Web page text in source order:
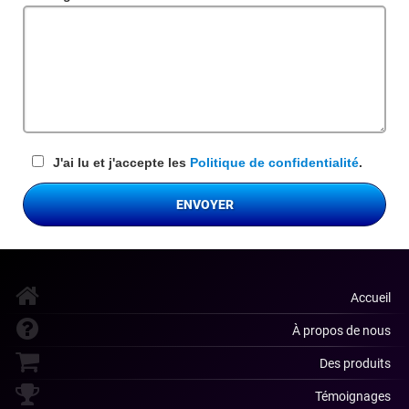
requis
J'ai lu et j'accepte les Politique de confidentialité.
ENVOYER
Accueil
À propos de nous
Des produits
Témoignages